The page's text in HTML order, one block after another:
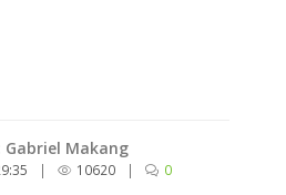
Gabriel Makang
| 10620 | 0